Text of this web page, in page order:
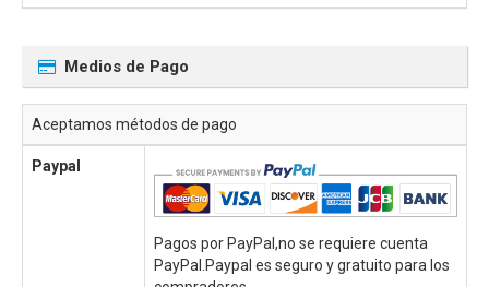
Medios de Pago
Aceptamos métodos de pago
Paypal
Pagos por PayPal,no se requiere cuenta
PayPal.Paypal es seguro y gratuito para los